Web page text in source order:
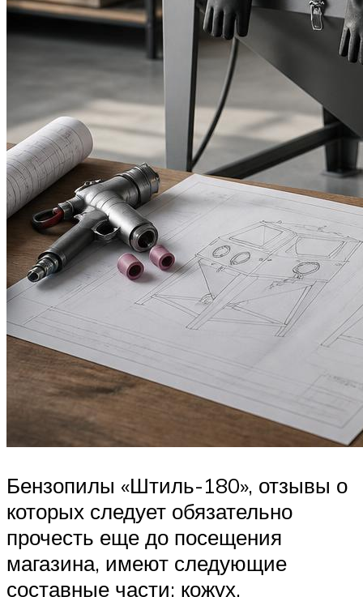
Бензопилы «Штиль-180», отзывы о
которых следует обязательно
прочесть еще до посещения
магазина, имеют следующие
составные части: кожух,